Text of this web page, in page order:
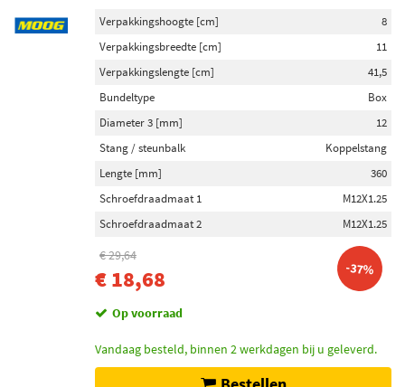
Verpakkingshoogte [cm]
8
Verpakkingsbreedte [cm]
11
Verpakkingslengte [cm]
41,5
Bundeltype
Box
Diameter 3 [mm]
12
Stang / steunbalk
Koppelstang
Lengte [mm]
360
Schroefdraadmaat 1
M12X1.25
Schroefdraadmaat 2
M12X1.25
€ 29,64
€ 18,68 -37%
Op voorraad
Vandaag besteld, binnen 2 werkdagen bij u geleverd.